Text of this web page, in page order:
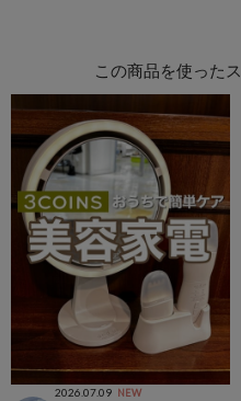
この商品を使った
2026.07.09 NEW